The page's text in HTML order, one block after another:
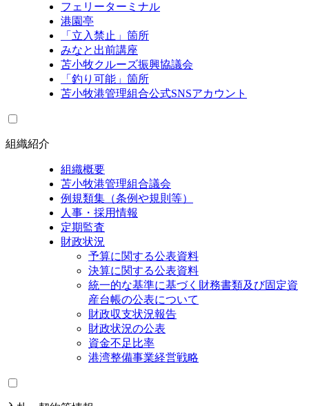
フェリーターミナル
港園亭
「立入禁止」箇所
みなと出前講座
苫小牧クルーズ振興協議会
「釣り可能」箇所
苫小牧港管理組合公式SNSアカウント
組織紹介
組織概要
苫小牧港管理組合議会
例規類集（条例や規則等）
人事・採用情報
定期監査
財政状況
予算に関する公表資料
決算に関する公表資料
統一的な基準に基づく財務書類及び固定資
産台帳の公表について
財政収支状況報告
財政状況の公表
資金不足比率
港湾整備事業経営戦略